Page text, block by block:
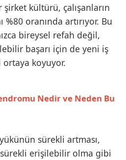
kültürü, çalışanların
%80 oranında artırıyor. Bu
bireysel refah değil,
başarı için de yeni iş
koyuyor.
Nedir ve Neden Bu
sürekli artması,
erişilebilir olma gibi